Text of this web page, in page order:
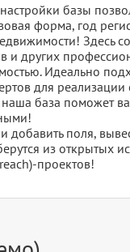
базы
форма, год
Здесь
других
Идеально
для
база поможет
добавить поля,
из открытых
проектов!